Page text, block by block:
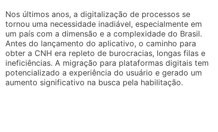
Nos últimos anos, a digitalização de processos se
tornou uma necessidade inadiável, especialmente em
um país com a dimensão e a complexidade do Brasil.
Antes do lançamento do aplicativo, o caminho para
obter a CNH era repleto de burocracias, longas filas e
ineficiências. A migração para plataformas digitais tem
potencializado a experiência do usuário e gerado um
aumento significativo na busca pela habilitação.